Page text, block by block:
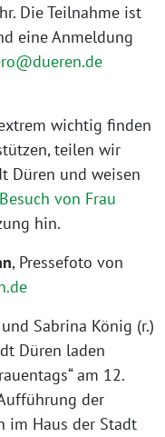
Die Teilnahme ist
eine Anmeldung
wichtig finden
teilen wir
Düren und weisen
von Frau
hin.
, Pressefoto von
Sabrina König (r.)
Düren laden
am 12.
der
im Haus der Stadt